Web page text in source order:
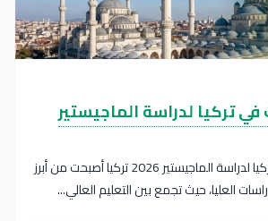
تركيا لدراسة الماجيستير
افضل جامعات في تركيا لدراسة الماجيستير 2026 تركيا أصبحت من أبرز
العليا، حيث تجمع بين التعليم العالي...